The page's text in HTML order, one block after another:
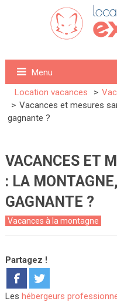
Menu
Location vacances
Vacances et mesures
gagnante ?
VACANCES ET
: LA
GAGNANTE ?
Vacances à la montagne
Partagez !
Les hébergeurs